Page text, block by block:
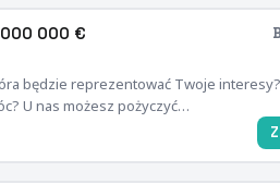
000 €
będzie reprezentować Twoje
U nas możesz pożyczyć…